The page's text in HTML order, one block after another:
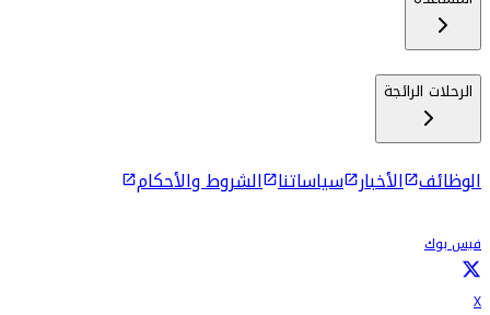
الرحلات الرائجة
الوظائف الأخبار سياساتنا الشروط والأحكام
فيس بوك
X